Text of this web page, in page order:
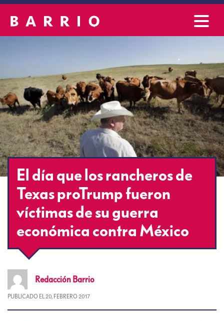
El día que los rancheros de
Texas proTrump fueron
víctimas de su guerra
económica contra México
Redacción Barrio
PUBLICADO EL 20, FEBRERO 2017